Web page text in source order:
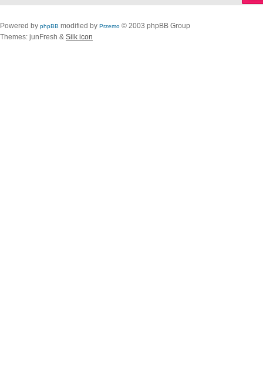
Powered by phpBB modified by Przemo © 2003 phpBB Group
Themes: junFresh & Silk icon